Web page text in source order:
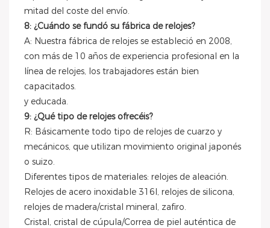
mitad del coste del envío.
8: ¿Cuándo se fundó su fábrica de relojes?
A: Nuestra fábrica de relojes se estableció en 2008,
con más de 10 años de experiencia profesional en la
línea de relojes, los trabajadores están bien
capacitados.
y educada.
9: ¿Qué tipo de relojes ofrecéis?
R: Básicamente todo tipo de relojes de cuarzo y
mecánicos, que utilizan movimiento original japonés
o suizo.
Diferentes tipos de materiales: relojes de aleación.
Relojes de acero inoxidable 316l, relojes de silicona,
relojes de madera/cristal mineral, zafiro.
Cristal, cristal de cúpula/Correa de piel auténtica de